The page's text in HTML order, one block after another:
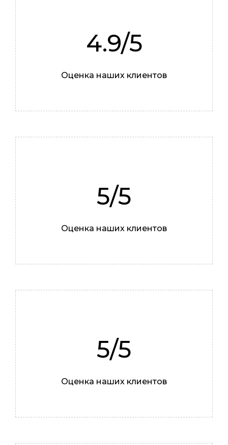
Роман
4.9/5
Оценка наших клиентов
5/5
Оценка наших клиентов
5/5
Оценка наших клиентов